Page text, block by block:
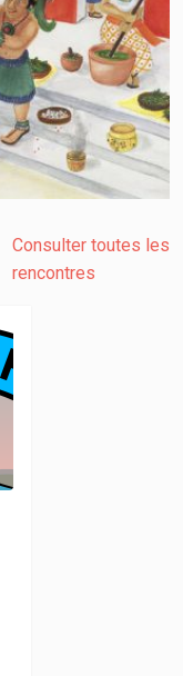
Consulter toutes les
rencontres